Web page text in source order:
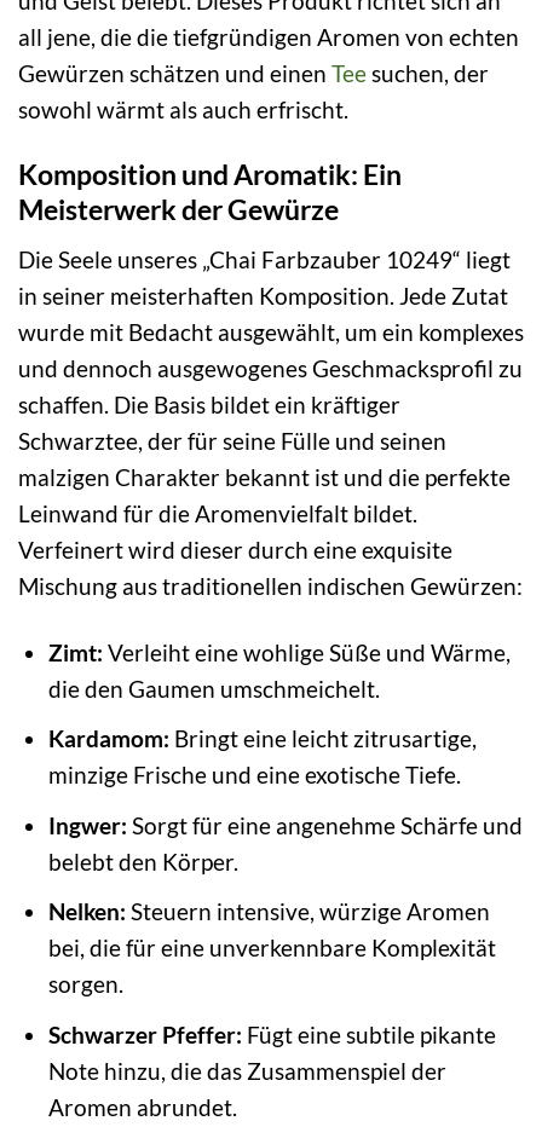
all jene, die die tiefgründigen Aromen von echten
Gewürzen schätzen und einen Tee suchen, der
sowohl wärmt als auch erfrischt.
Komposition und Aromatik: Ein
Meisterwerk der Gewürze
Die Seele unseres „Chai Farbzauber 10249“ liegt
in seiner meisterhaften Komposition. Jede Zutat
wurde mit Bedacht ausgewählt, um ein komplexes
und dennoch ausgewogenes Geschmacksprofil zu
schaffen. Die Basis bildet ein kräftiger
Schwarztee, der für seine Fülle und seinen
malzigen Charakter bekannt ist und die perfekte
Leinwand für die Aromenvielfalt bildet.
Verfeinert wird dieser durch eine exquisite
Mischung aus traditionellen indischen Gewürzen:
Zimt: Verleiht eine wohlige Süße und Wärme,
die den Gaumen umschmeichelt.
Kardamom: Bringt eine leicht zitrusartige,
minzige Frische und eine exotische Tiefe.
Ingwer: Sorgt für eine angenehme Schärfe und
belebt den Körper.
Nelken: Steuern intensive, würzige Aromen
bei, die für eine unverkennbare Komplexität
sorgen.
Schwarzer Pfeffer: Fügt eine subtile pikante
Note hinzu, die das Zusammenspiel der
Aromen abrundet.